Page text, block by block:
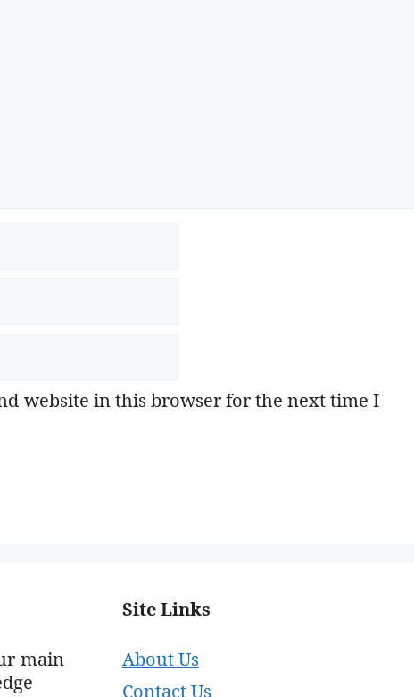
website in this browser for the next time I
main
Site Links
About Us
Contact Us